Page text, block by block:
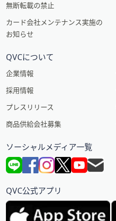
無断転載の禁止
カード会社メンテナンス実施の
お知らせ
QVCについて
企業情報
採用情報
プレスリリース
商品供給会社募集
ソーシャルメディア一覧
QVC公式アプリ